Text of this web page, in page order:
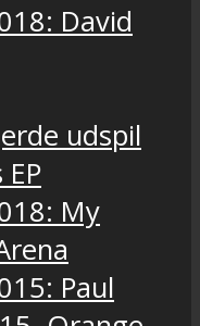
David
udspil
My
Paul